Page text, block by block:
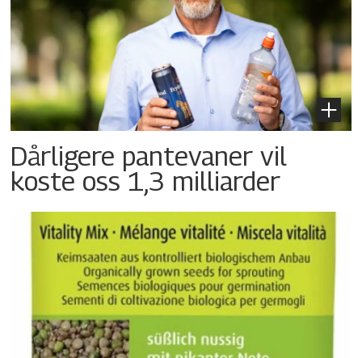
Dårligere pantevaner vil
koste oss 1,3 milliarder